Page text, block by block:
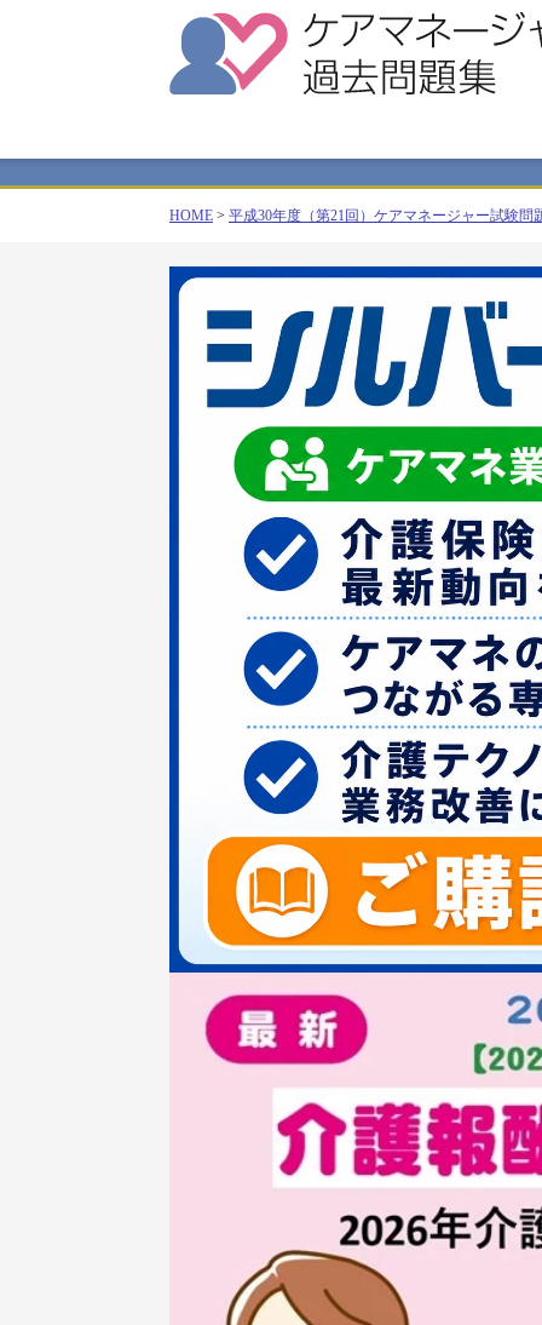
HOME > 平成30年度（第21回）ケアマネージャー試験問